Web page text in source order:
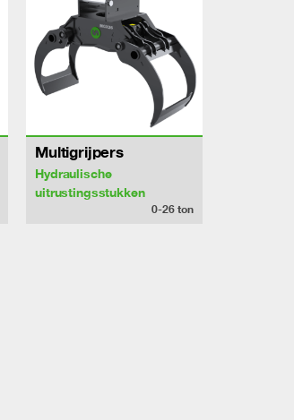
Multigrijpers
Hydraulische
uitrustingsstukken
0-26 ton